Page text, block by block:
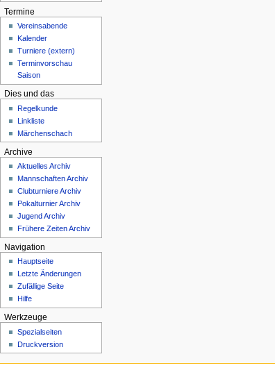
Termine
Vereinsabende
Kalender
Turniere (extern)
Terminvorschau
Saison
Dies und das
Regelkunde
Linkliste
Märchenschach
Archive
Aktuelles Archiv
Mannschaften Archiv
Clubturniere Archiv
Pokalturnier Archiv
Jugend Archiv
Frühere Zeiten Archiv
Navigation
Hauptseite
Letzte Änderungen
Zufällige Seite
Hilfe
Werkzeuge
Spezialseiten
Druckversion